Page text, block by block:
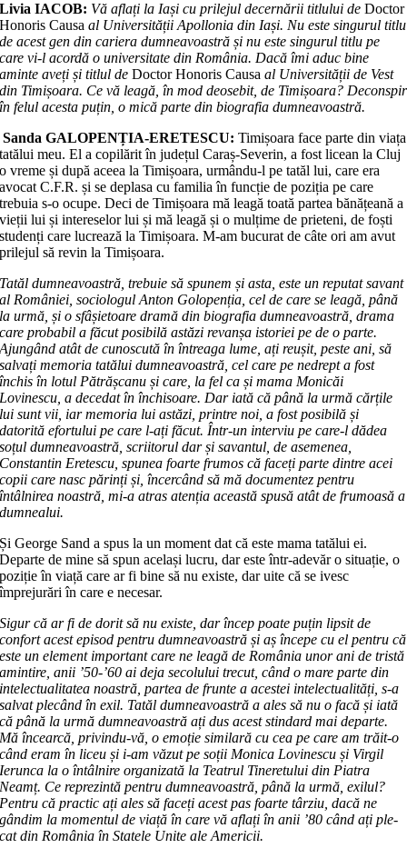
Livia IACOB: Vă aflați la Iași cu pri­le­jul decernării titlului deDoctor
Ho­no­ris Causa al Universității Apollonia din Iași. Nu este singurul titlu
de acest gen din cariera dumneavoastră și nu este singurul titlu pe
care vi-l acordă o uni­versitate din România. Dacă îmi aduc bine
aminte aveți și titlul deDoc­tor Honoris Causa al Universității de Vest
din Timișoara. Ce vă leagă, în mod deosebit, de Timișoara? Deconspir
în felul acesta puțin, o mică parte din bio­gra­fia dumneavoastră.
Sanda GALOPENȚIA-ERETESCU: Timișoara face parte din viața
tatălui meu. El a copilărit în județul Caraș-Severin, a fost licean la Cluj
o vreme și du­pă aceea la Timișoara, urmându-l pe tatăl lui, care era
avocat C.F.R. și se de­pla­sa cu familia în funcție de poziția pe ca­re
trebuia s-o ocupe. Deci de Timișoara mă leagă toată partea bănă­țeană a
vieții lui și intereselor lui și mă leagă și o mulțime de prieteni, de foști
studenți care lucrează la Timișoara. M-am bucurat de câte ori am avut
pri­lejul să revin la Timișoara.
Tatăl dumneavoastră, trebuie să spunem și asta, este un reputat savant
al României, sociologul Anton Golopenția, cel de care se leagă, până
la urmă, și o sfâ­șietoare dramă din biografia dum­nea­voastră, drama
care probabil a făcut posibilă astăzi revanșa istoriei pe de o par­te.
Ajungând atât de cunoscută în în­treaga lume, ați reușit, peste ani, să
sal­vați memoria tatălui dumneavoastră, cel care pe nedrept a fost
închis în lotul Pătrășcanu și care, la fel ca și mama Monicăi
Lovinescu, a decedat în închi­soa­re. Dar iată că până la urmă cărțile
lui sunt vii, iar memoria lui astăzi, prin­tre noi, a fost posibilă și
datorită efor­tului pe care l-ați făcut. Într-un in­terviu pe care-l dădea
soțul dum­nea­voas­tră, scriitorul dar și savantul, de ase­me­nea,
Constantin Eretescu, spunea foarte fru­mos că faceți parte dintre acei
copii ca­re nasc părinți și, încercând să mă docu­mentez pentru
întâlnirea noastră, mi-a atras atenția această spusă atât de frumoasă a
dumnealui.
Și George Sand a spus la un mo­ment dat că este mama tatălui ei.
Departe de mine să spun același lucru, dar este într-adevăr o situație, o
poziție în viață care ar fi bine să nu existe, dar uite că se ivesc
împrejurări în care e nece­sar.
Sigur că ar fi de dorit să nu existe, dar încep poate puțin lipsit de
confort acest episod pentru dumneavoastră și aș începe cu el pentru că
este un element im­portant care ne leagă de România unor ani de tristă
amintire, anii ʼ50-ʼ60 ai deja secolului trecut, când o mare parte din
intelectualitatea noastră, partea de frunte a acestei intelectualități, s-a
sal­vat plecând în exil. Tatăl dumneavoas­tră a ales să nu o facă și iată
că până la ur­mă dumneavoastră ați dus acest stin­dard mai departe.
Mă încearcă, privindu-vă, o emoție similară cu cea pe care am trăit-o
când eram în liceu și i-am văzut pe soții Monica Lovinescu și Virgil
Ierunca la o întâlnire organizată la Teatrul Tineretului din Piatra
Neamț. Ce reprezintă pentru dumnea­voas­tră, până la urmă, exilul?
Pentru că practic ați ales să faceți acest pas foarte târziu, dacă ne
gândim la momentul de viață în care vă aflați în anii ʼ80 când ați ple­
cat din România în Statele Unite ale Americii.